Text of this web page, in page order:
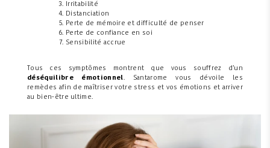
Irritabilité
Distanciation
Perte de mémoire et difficulté de penser
Perte de confiance en soi
Sensibilité accrue
Tous ces symptômes montrent que vous souffrez d’un
déséquilibre émotionnel. Santarome vous dévoile les
remèdes afin de maîtriser votre stress et vos émotions et arriver
au bien-être ultime.